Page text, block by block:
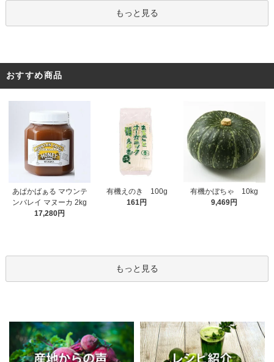
もっと見る
おすすめ商品
あぱかばぁる マウンテ
ンバレイ マヌーカ 2kg
17,280円
有機えのき 100g
161円
有機かぼちゃ 10kg
9,469円
もっと見る